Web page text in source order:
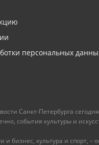
персональных
Санкт-Петербурга сегодня
события культуры и
бизнес, культура и спорт, –